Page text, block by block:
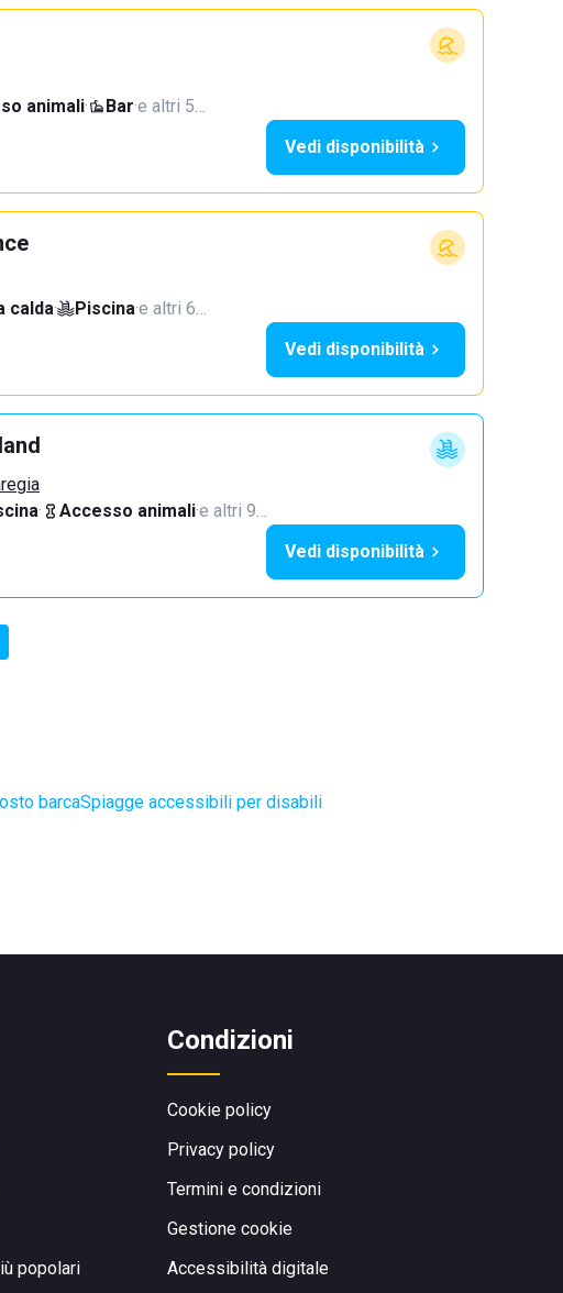
animali· Bar·e altri 5…
Vedi disponibilità
calda· Piscina·e altri 6…
Vedi disponibilità
· Accesso animali·e altri 9…
Vedi disponibilità
barcaSpiagge accessibili per disabili
popolari
Condizioni
Cookie policy
Privacy policy
Termini e condizioni
Gestione cookie
Accessibilità digitale